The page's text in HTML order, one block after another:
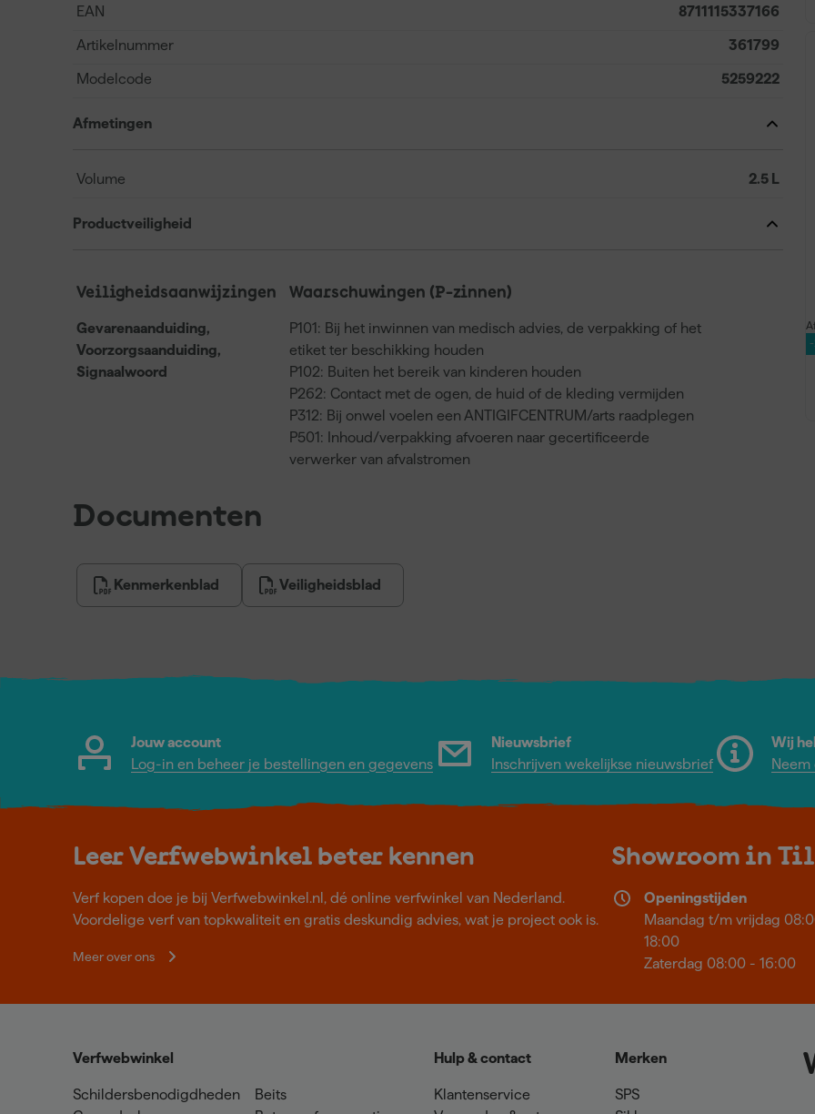
EAN 8711115337166
Artikelnummer 361799
Modelcode 5259222
Afmetingen
Volume 2.5 L
Productveiligheid
Veiligheidsaanwijzingen
Gevarenaanduiding,
Voorzorgsaanduiding,
Signaalwoord
Waarschuwingen (P-zinnen)
P101: Bij het inwinnen van medisch advies, de verpakking of het
etiket ter beschikking houden
P102: Buiten het bereik van kinderen houden
P262: Contact met de ogen, de huid of de kleding vermijden
P312: Bij onwel voelen een ANTIGIFCENTRUM/arts raadplegen
P501: Inhoud/verpakking afvoeren naar gecertificeerde
verwerker van afvalstromen
Documenten
Kenmerkenblad Veiligheidsblad
Jouw account
Log-in en beheer je bestellingen en gegevens
Nieuwsbrief
Inschrijven wekelijkse nieuwsbrief
Wij
Leer Verfwebwinkel beter kennen
Verf kopen doe je bij Verfwebwinkel.nl, dé online verfwinkel van Nederland.
Voordelige verf van topkwaliteit en gratis deskundig advies, wat je project ook is.
Meer over ons
Showroom in
Openingstijden
Maandag t/m vrijdag
18:00
Zaterdag 08:00 - 16:00
Verfwebwinkel
Schildersbenodigdheden
Beits
Hulp & contact
Klantenservice
Merken
SPS